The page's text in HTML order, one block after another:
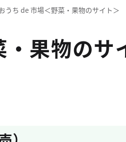
うち de 市場＜野菜・果物のサイト＞
果物のサ